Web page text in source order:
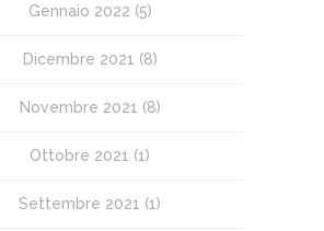
Gennaio 2022 (5)
Dicembre 2021 (8)
Novembre 2021 (8)
Ottobre 2021 (1)
Settembre 2021 (1)